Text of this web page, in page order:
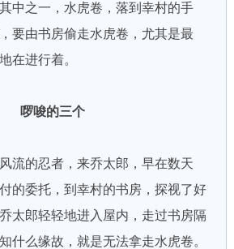
中之一，水虎卷，落到幸村的手
要由书房偷走水虎卷，尤其是最
在进行着。
啰唆的三个
的忍者，来乔太郎，早在数天
的委托，到幸村的书房，探视了好
太郎轻轻地进入屋内，走过书房隔
什么缘故，就是无法拿走水虎卷。